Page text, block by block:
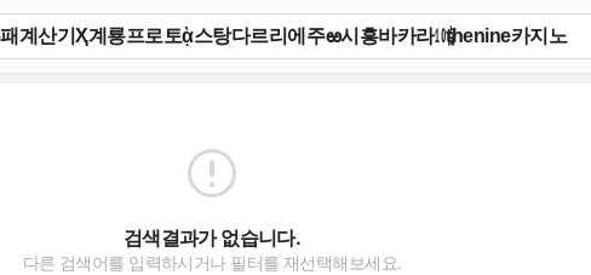
검색결과가 없습니다.
다른 검색어를 입력하시거나 필터를 재선택해보세요.